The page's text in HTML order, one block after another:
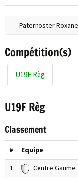
Paternoster Roxane
Compétition(s)
U19F Règ
U19F Règ
Classement
# Equipe
1
Centre Gaume